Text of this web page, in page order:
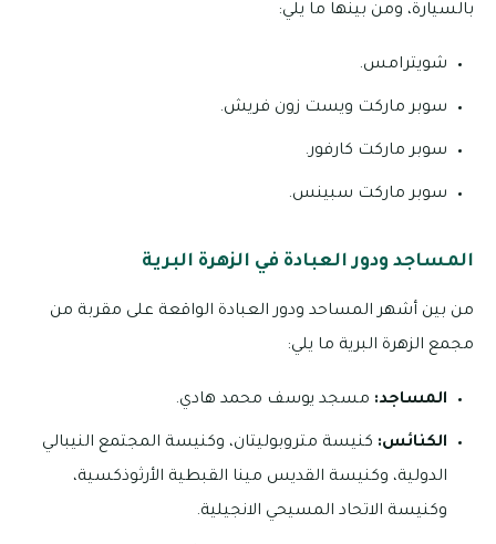
بالسيارة، ومن بينها ما يلي:
شويترامس.
سوبر ماركت ويست زون فريش.
سوبر ماركت كارفور.
سوبر ماركت سبينس.
المساجد ودور العبادة في الزهرة البرية
من بين أشهر المساحد ودور العبادة الواقعة على مقربة من
مجمع الزهرة البرية ما يلي:
المساجد: مسجد يوسف محمد هادي.
الكنائس: كنيسة متروبوليتان، وكنيسة المجتمع النيبالي
الدولية، وكنيسة القديس مينا القبطية الأرثوذكسية،
وكنيسة الاتحاد المسيحي الانجيلية.